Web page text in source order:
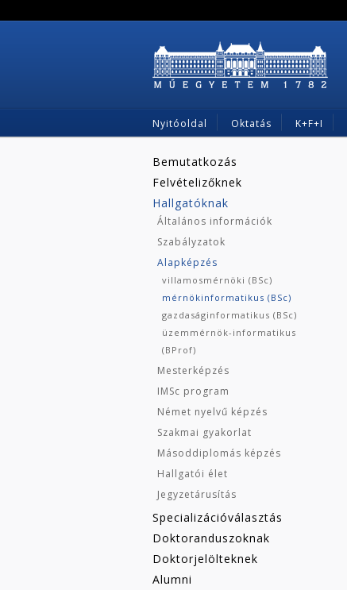
Nyitóoldal Oktatás K+F+I
Bemutatkozás
Felvételizőknek
Hallgatóknak
Általános információk
Szabályzatok
Alapképzés
villamosmérnöki (BSc)
mérnökinformatikus (BSc)
gazdaságinformatikus (BSc)
üzemmérnök-informatikus
(BProf)
Mesterképzés
IMSc program
Német nyelvű képzés
Szakmai gyakorlat
Másoddiplomás képzés
Hallgatói élet
Jegyzetárusítás
Specializációválasztás
Doktoranduszoknak
Doktorjelölteknek
Alumni